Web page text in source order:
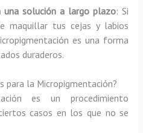
una solución a largo plazo: Si
maquillar tus cejas y labios
es una forma
duraderos.
para la Micropigmentación?
es un procedimiento
casos en los que no se